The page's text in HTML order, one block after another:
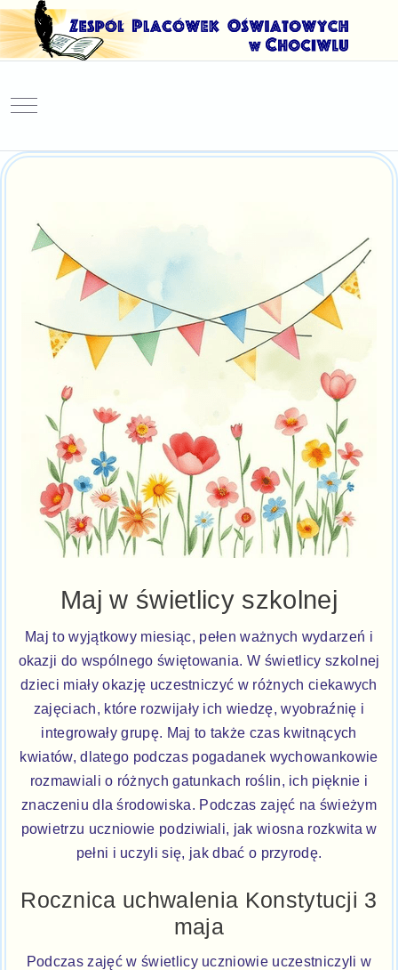
Mobile Menu Toggle
Maj w świetlicy szkolnej
Maj to wyjątkowy miesiąc, pełen ważnych wydarzeń i
okazji do wspólnego świętowania. W świetlicy szkolnej
dzieci miały okazję uczestniczyć w różnych ciekawych
zajęciach, które rozwijały ich wiedzę, wyobraźnię i
integrowały grupę. Maj to także czas kwitnących
kwiatów, dlatego podczas pogadanek wychowankowie
rozmawiali o różnych gatunkach roślin, ich pięknie i
znaczeniu dla środowiska. Podczas zajęć na świeżym
powietrzu uczniowie podziwiali, jak wiosna rozkwita w
pełni i uczyli się, jak dbać o przyrodę.
Rocznica uchwalenia Konstytucji 3
maja
Podczas zajęć w świetlicy uczniowie uczestniczyli w